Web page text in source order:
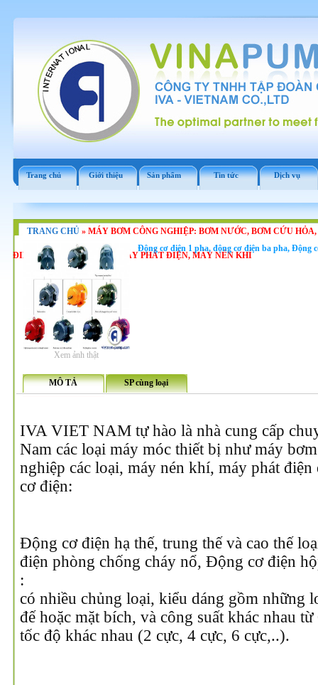
Trang chủ Giới thiệu Sản phẩm Tin tức Dịch vụ
TRANG CHỦ» MÁY BƠM CÔNG NGHIỆP: BƠM NƯỚC, BƠM CỨU
ĐIỆN, ĐỘNG CƠ DIESEL, MÁY PHÁT ĐIỆN, MÁY NÉN KHÍ
Xem ảnh thật
Động cơ điện 1 pha, động cơ điện ba pha, Động
MÔ TẢ SP cùng loại
IVA VIET NAM tự hào là nhà cung cấp
Nam các loại máy móc thiết bị như máy
nghiệp các loại, máy nén khí, máy phát
cơ điện:
Động cơ điện hạ thế, trung thế và cao thế
điện phòng chống cháy nổ, Động cơ điện
:
có nhiều chủng loại, kiểu dáng gồm những
đế hoặc mặt bích, và công suất khác nhau
tốc độ khác nhau (2 cực, 4 cực, 6 cực,..).